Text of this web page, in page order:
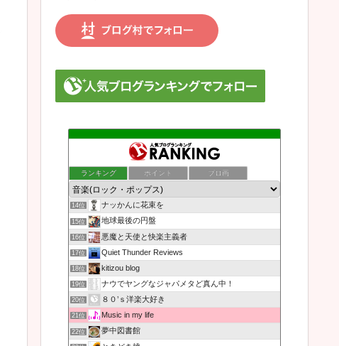
め込んだ決定的アルバムだ
ランキング ポイント ブロ画
14位 ナッかんに花束を
15位 地球最後の円盤
16位 悪魔と天使と快楽主義者
17位 Quiet Thunder Reviews
18位 kitizou blog
19位 ナウでヤングなジャパメタど真ん中！
20位 ８０’ｓ洋楽大好き
21位 Music in my life
22位 夢中図書館